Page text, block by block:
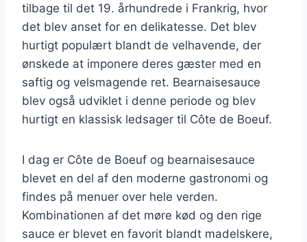
tilbage til det 19. århundrede i Frankrig, hvor
det blev anset for en delikatesse. Det blev
hurtigt populært blandt de velhavende, der
ønskede at imponere deres gæster med en
saftig og velsmagende ret. Bearnaisesauce
blev også udviklet i denne periode og blev
hurtigt en klassisk ledsager til Côte de Boeuf.
I dag er Côte de Boeuf og bearnaisesauce
blevet en del af den moderne gastronomi og
findes på menuer over hele verden.
Kombinationen af det møre kød og den rige
sauce er blevet en favorit blandt madelskere,